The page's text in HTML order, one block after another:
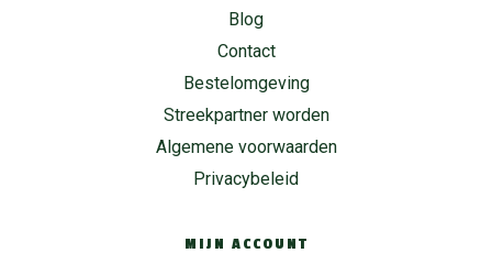
Blog
Contact
Bestelomgeving
Streekpartner worden
Algemene voorwaarden
Privacybeleid
MIJN ACCOUNT